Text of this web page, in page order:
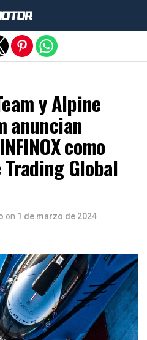
y Alpine
anuncian
como
Global
on 1 de marzo de 2024
versión móvil